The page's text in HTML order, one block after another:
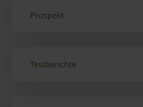
Prospekt
Testberichte